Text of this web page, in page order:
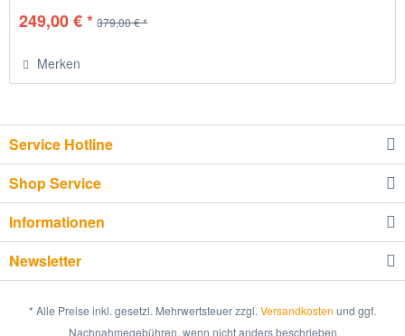
249,00 € * 379,00 € *
Merken
Service Hotline
Shop Service
Informationen
Newsletter
* Alle Preise inkl. gesetzl. Mehrwertsteuer zzgl. Versandkosten und ggf.
Nachnahmegebühren, wenn nicht anders beschrieben